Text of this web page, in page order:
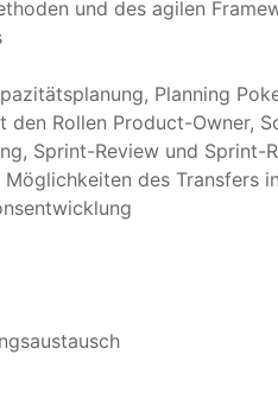
und des agilen
Planning
Rollen Product-Owner,
Sprint-Review und Sprint-
des Transfers